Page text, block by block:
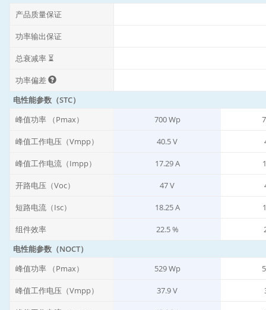
产品质量保证
功率输出保证
总衰减率 ⏳
功率偏差
电性能参数（STC）
峰值功率 （Pmax）
700 Wp
峰值工作电压（Vmpp） 40.5 V
峰值工作电流（Impp） 17.29 A
开路电压（Voc） 47 V
短路电流（Isc） 18.25 A
组件效率 22.5 %
电性能参数（NOCT）
峰值功率 （Pmax）
529 Wp
峰值工作电压（Vmpp） 37.9 V